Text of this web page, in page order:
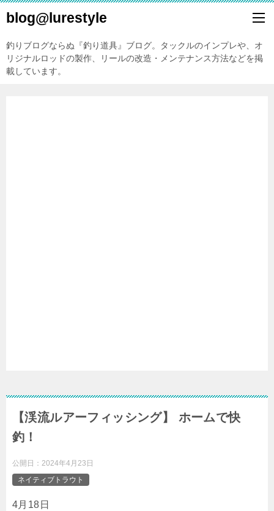
blog@lurestyle
釣りブログならぬ『釣り道具』ブログ。タックルのインプレや、オ
リジナルロッドの製作、リールの改造・メンテナンス方法などを掲
載しています。
【渓流ルアーフィッシング】 ホームで快
釣！
公開日： 2024年4月23日
ネイティブトラウト
4月18日